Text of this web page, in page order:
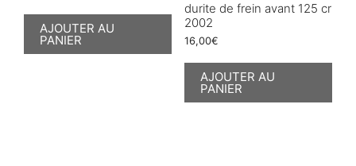
AJOUTER AU
PANIER
durite de frein avant 125 cr
2002
16,00€
AJOUTER AU
PANIER